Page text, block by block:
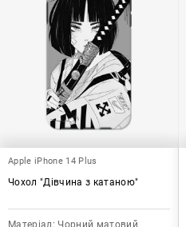
Apple iPhone 14 Plus
Чохол "Дівчина з катаною"
Матеріал: Чорний матовий